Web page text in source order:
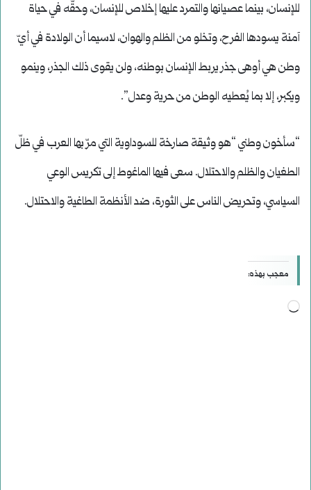
للإنسان، بينما عصيانها والتمرد عليها إخلاص للإنسان، وحقّه في حياة
آمنة يسودها الفرح، وتخلو من الظلم والهوان، لاسيما أن الولادة في أيّ
وطن هي أوهى جذر يربط الإنسان بوطنه، ولن يقوى ذلك الجذر، وينمو
ويكبر، إلا بما يُعطيه الوطن من حرية وعدل”.
“سأخون وطني “هو وثيقة صارخة للسوداوية التي مرّ بها العرب في ظلّ
الطغيان والظلم والاحتلال. سعى فيها الماغوط إلى تكريس الوعي
السياسي، وتحريض الناس على الثورة، ضد الأنظمة الطاغية والاحتلال.
معجب بهذه:
جاري